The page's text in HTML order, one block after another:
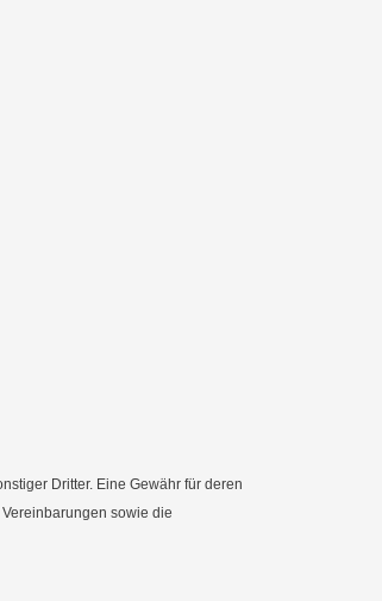
Dritter. Eine Gewähr für deren
sowie die